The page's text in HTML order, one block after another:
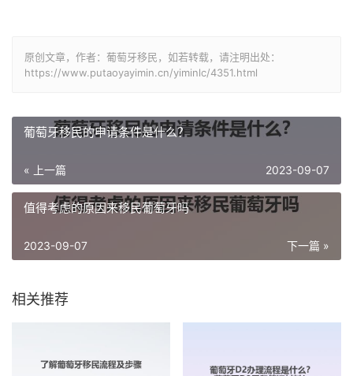
原创文章，作者：葡萄牙移民，如若转载，请注明出处：
https://www.putaoyayimin.cn/yiminlc/4351.html
葡萄牙移民的申请条件是什么？
« 上一篇 2023-09-07
值得考虑的原因来移民葡萄牙吗
下一篇 »
2023-09-07
相关推荐